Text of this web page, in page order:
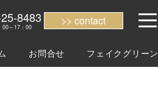
8483
～17：00 contact
お問合せ フェイクグリーン